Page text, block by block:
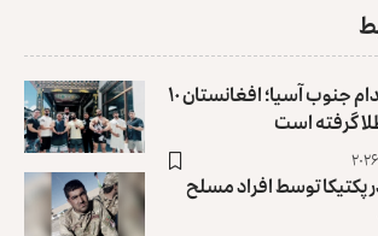
مسابقات پرورش اندام جنوب آسیا؛ افغانستان ۱۰
گرفته است
توسط افراد مسلح